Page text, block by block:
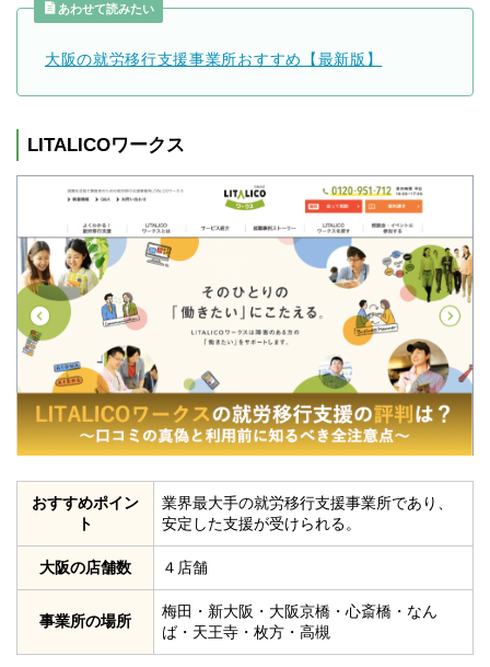
あわせて読みたい
大阪の就労移行支援事業所おすすめ【最新版】
LITALICOワークス
おすすめポイン
ト
業界最大手の就労移行支援事業所であり、
安定した支援が受けられる。
大阪の店舗数 ４店舗
事業所の場所
梅田・新大阪・大阪京橋・心斎橋・なん
ば・天王寺・枚方・高槻